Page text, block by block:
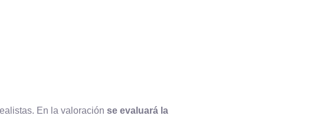
En la valoración se evaluará la